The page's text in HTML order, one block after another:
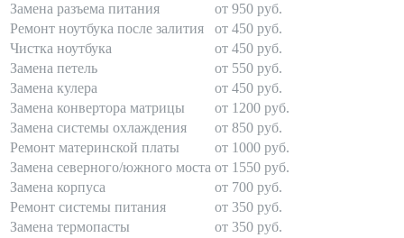
Замена разъема питания
от 950 руб.
Ремонт ноутбука после залития
от 450 руб.
Чистка ноутбука
от 450 руб.
Замена петель
от 550 руб.
Замена кулера
от 450 руб.
Замена конвертора матрицы
от 1200 руб.
Замена системы охлаждения
от 850 руб.
Ремонт материнской платы
от 1000 руб.
Замена северного/южного моста от 1550 руб.
Замена корпуса
от 700 руб.
Ремонт системы питания
от 350 руб.
Замена термопасты
от 350 руб.